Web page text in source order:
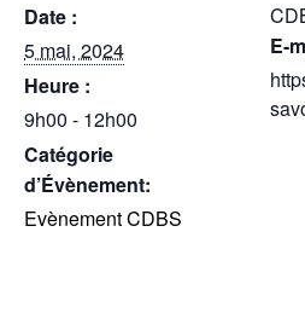
Date :
5 mai, 2024
Heure :
9h00 - 12h00
Catégorie
d’Évènement:
Evènement CDBS
E-